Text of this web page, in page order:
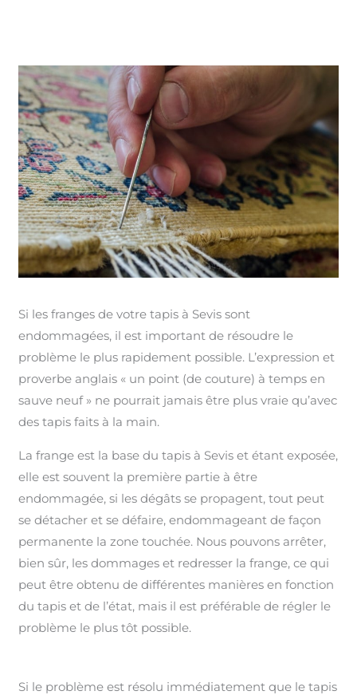
Si les franges de votre tapis à Sevis sont
endommagées, il est important de résoudre le
problème le plus rapidement possible. L’expression et
proverbe anglais « un point (de couture) à temps en
sauve neuf » ne pourrait jamais être plus vraie qu’avec
des tapis faits à la main.
La frange est la base du tapis à Sevis et étant exposée,
elle est souvent la première partie à être
endommagée, si les dégâts se propagent, tout peut
se détacher et se défaire, endommageant de façon
permanente la zone touchée. Nous pouvons arrêter,
bien sûr, les dommages et redresser la frange, ce qui
peut être obtenu de différentes manières en fonction
du tapis et de l’état, mais il est préférable de régler le
problème le plus tôt possible.
Si le problème est résolu immédiatement que le tapis